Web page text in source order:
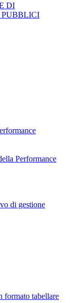
DI
PUBBLICI
Performance
di gestione
formato tabellare